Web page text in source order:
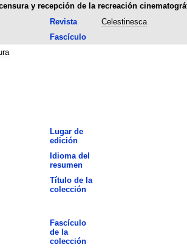
y recepción de la recreación
Revista Celestinesca
Fascículo
Lugar de
edición
Idioma del
resumen
Título de la
colección
Fascículo
de la
colección